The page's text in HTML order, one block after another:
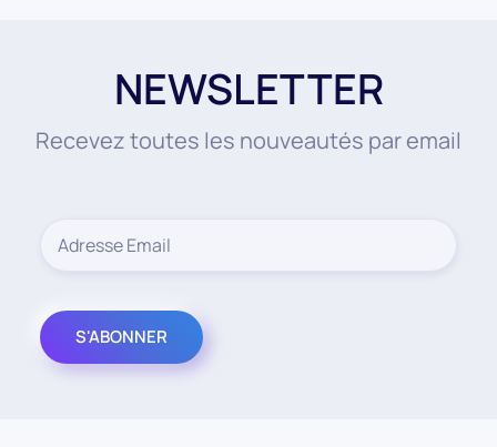
NEWSLETTER
Recevez toutes les nouveautés par email